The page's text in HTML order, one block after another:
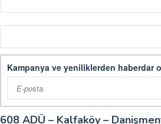
Kampanya ve yeniliklerden haberdar
608 ADÜ – Kalfaköy –